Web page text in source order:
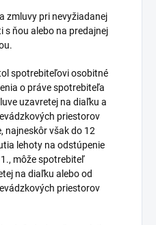
zmluvy pri nevyžiadanej
s ňou alebo na predajnej
spotrebiteľovi osobitné
o práve spotrebiteľa
uzavretej na diaľku a
priestorov
najneskôr však do 12
lehoty na odstúpenie
môže spotrebiteľ
na diaľku alebo od
priestorov